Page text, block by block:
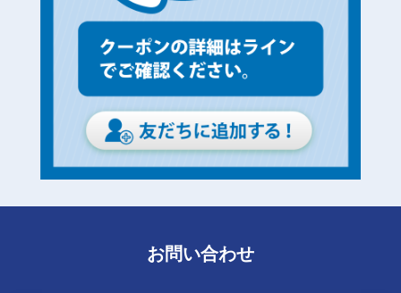
お問い合わせ